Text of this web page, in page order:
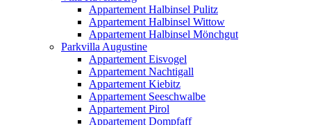
Appartement Halbinsel Pulitz
Appartement Halbinsel Wittow
Appartement Halbinsel Mönchgut
Parkvilla Augustine
Appartement Eisvogel
Appartement Nachtigall
Appartement Kiebitz
Appartement Seeschwalbe
Appartement Pirol
Appartement Dompfaff